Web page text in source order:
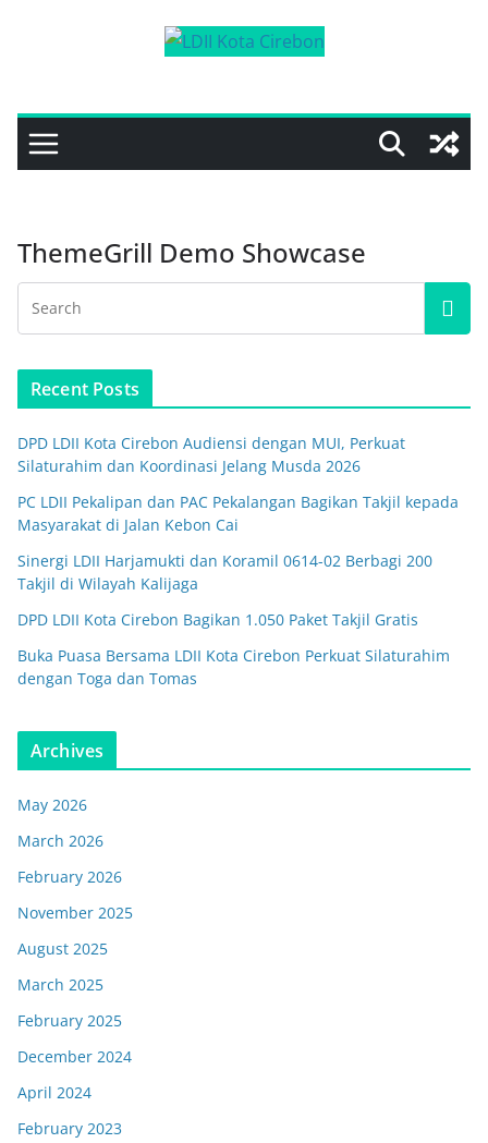
ThemeGrill Demo Showcase
Recent Posts
DPD LDII Kota Cirebon Audiensi dengan MUI, Perkuat
Silaturahim dan Koordinasi Jelang Musda 2026
PC LDII Pekalipan dan PAC Pekalangan Bagikan Takjil kepada
Masyarakat di Jalan Kebon Cai
Sinergi LDII Harjamukti dan Koramil 0614-02 Berbagi 200
Takjil di Wilayah Kalijaga
DPD LDII Kota Cirebon Bagikan 1.050 Paket Takjil Gratis
Buka Puasa Bersama LDII Kota Cirebon Perkuat Silaturahim
dengan Toga dan Tomas
Archives
May 2026
March 2026
February 2026
November 2025
August 2025
March 2025
February 2025
December 2024
April 2024
February 2023